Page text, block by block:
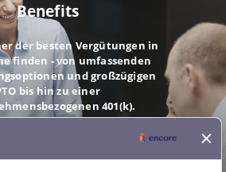
Benefits
der besten Vergütungen in
finden - von umfassenden
und großzügigen
bis hin zu einer
401(k).